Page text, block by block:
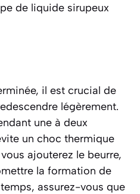
de liquide sirupeux
il est crucial de
légèrement.
une à deux
un choc thermique
ajouterez le beurre,
la formation de
assurez-vous que